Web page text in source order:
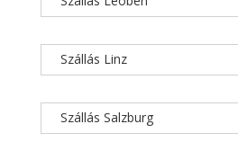
Szállás Linz
Szállás Salzburg